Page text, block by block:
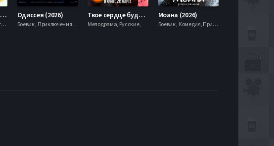
День разоблачения (2026)
Драма, Триллер, Фантастика,
Одиссея (2026)
Боевик , Приключения, Фэнтези,
Твое сердце будет разбито (2026)
Мелодрама, Русские,
Моана (2026)
Боевик , Комедия, Приключения, Семейный, Фэнтези,